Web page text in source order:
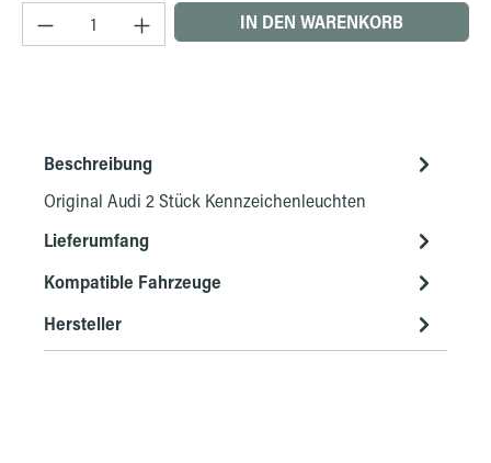
Produkt Anzahl: Gib den gewünschten Wert
IN DEN WARENKORB
Beschreibung
Original Audi 2 Stück Kennzeichenleuchten
Lieferumfang
Kompatible Fahrzeuge
Hersteller